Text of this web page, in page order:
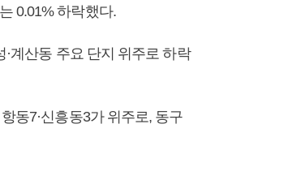
0.01% 하락했다.
·계산동 주요 단지 위주로 하락
동7·신흥동3가 위주로, 동구